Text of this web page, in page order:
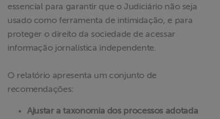
essencial para garantir que o Judiciário não seja
usado como ferramenta de intimidação, e para
proteger o direito da sociedade de acessar
informação jornalística independente.
O relatório apresenta um conjunto de
recomendações:
Ajustar a taxonomia dos processos adotada